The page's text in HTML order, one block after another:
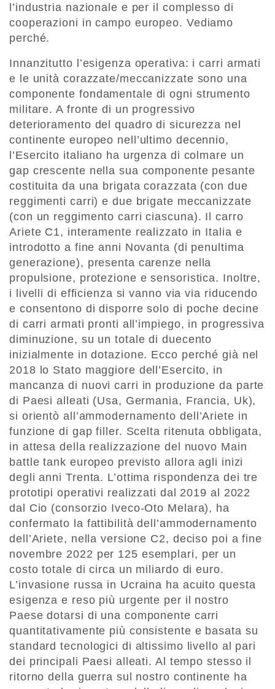
l’industria nazionale e per il complesso di
cooperazioni in campo europeo. Vediamo
perché.
Innanzitutto l’esigenza operativa: i carri armati
e le unità corazzate/meccanizzate sono una
componente fondamentale di ogni strumento
militare. A fronte di un progressivo
deterioramento del quadro di sicurezza nel
continente europeo nell’ultimo decennio,
l’Esercito italiano ha urgenza di colmare un
gap crescente nella sua componente pesante
costituita da una brigata corazzata (con due
reggimenti carri) e due brigate meccanizzate
(con un reggimento carri ciascuna). Il carro
Ariete C1, interamente realizzato in Italia e
introdotto a fine anni Novanta (di penultima
generazione), presenta carenze nella
propulsione, protezione e sensoristica. Inoltre,
i livelli di efficienza si vanno via via riducendo
e consentono di disporre solo di poche decine
di carri armati pronti all’impiego, in progressiva
diminuzione, su un totale di duecento
inizialmente in dotazione. Ecco perché già nel
2018 lo Stato maggiore dell’Esercito, in
mancanza di nuovi carri in produzione da parte
di Paesi alleati (Usa, Germania, Francia, Uk),
si orientò all’ammodernamento dell’Ariete in
funzione di gap filler. Scelta ritenuta obbligata,
in attesa della realizzazione del nuovo Main
battle tank europeo previsto allora agli inizi
degli anni Trenta. L’ottima rispondenza dei tre
prototipi operativi realizzati dal 2019 al 2022
dal Cio (consorzio Iveco-Oto Melara), ha
confermato la fattibilità dell’ammodernamento
dell’Ariete, nella versione C2, deciso poi a fine
novembre 2022 per 125 esemplari, per un
costo totale di circa un miliardo di euro.
L’invasione russa in Ucraina ha acuito questa
esigenza e reso più urgente per il nostro
Paese dotarsi di una componente carri
quantitativamente più consistente e basata su
standard tecnologici di altissimo livello al pari
dei principali Paesi alleati. Al tempo stesso il
ritorno della guerra sul nostro continente ha